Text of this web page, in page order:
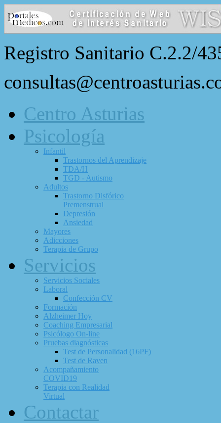
Registro Sanitario C.2.2/
Centro Asturias
Psicología
Infantil
Trastornos del Aprendizaje
TDA/H
TGD - Autismo
Adultos
Trastorno Disfórico
Premenstrual
Depresión
Ansiedad
Mayores
Adicciones
Terapia de Grupo
Servicios
Servicios Sociales
Laboral
Confección CV
Formación
Alzheimer Hoy
Coaching Empresarial
Psicólogo On-line
Pruebas diagnósticas
Test de Personalidad (16PF)
Test de Raven
Acompañamiento
COVID19
Terapia con Realidad
Virtual
Contactar